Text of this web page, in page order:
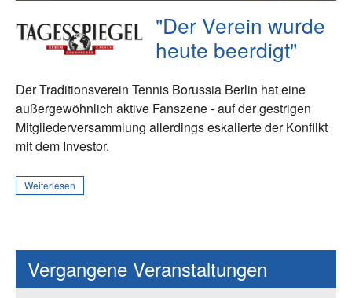
"Der Verein wurde
heute beerdigt"
Der Traditionsverein Tennis Borussia Berlin hat eine
außergewöhnlich aktive Fanszene - auf der gestrigen
Mitgliederversammlung allerdings eskalierte der Konflikt
mit dem Investor.
Weiterlesen
Vergangene Veranstaltungen